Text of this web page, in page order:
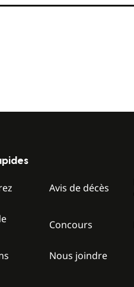
Avis de décès
Concours
Nous joindre